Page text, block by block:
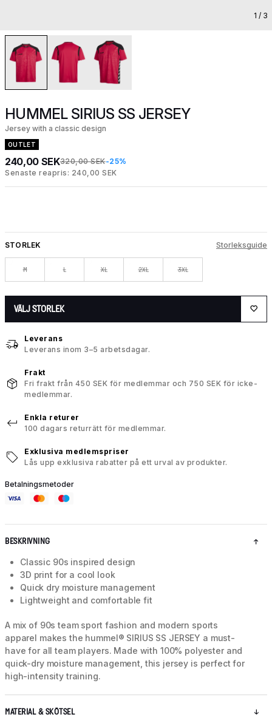
1 / 3
HUMMEL SIRIUS SS JERSEY
Jersey with a classic design
OUTLET
240,00 SEK320,00 SEK-25%
Senaste reapris: 240,00 SEK
STORLEK Storleksguide
M L XL 2XL 3XL
VÄLJ STORLEK
Leverans
Leverans inom 3–5 arbetsdagar.
Frakt
Fri frakt från 450 SEK för medlemmar och 750 SEK för icke-
medlemmar.
Enkla returer
100 dagars returrätt för medlemmar.
Exklusiva medlemspriser
Lås upp exklusiva rabatter på ett urval av produkter.
Betalningsmetoder
BESKRIVNING
Classic 90s inspired design
3D print for a cool look
Quick dry moisture management
Lightweight and comfortable fit
A mix of 90s team sport fashion and modern sports
apparel makes the hummel® SIRIUS SS JERSEY a must-
have for all team players. Made with 100% polyester and
quick-dry moisture management, this jersey is perfect for
high-intensity training.
MATERIAL & SKÖTSEL